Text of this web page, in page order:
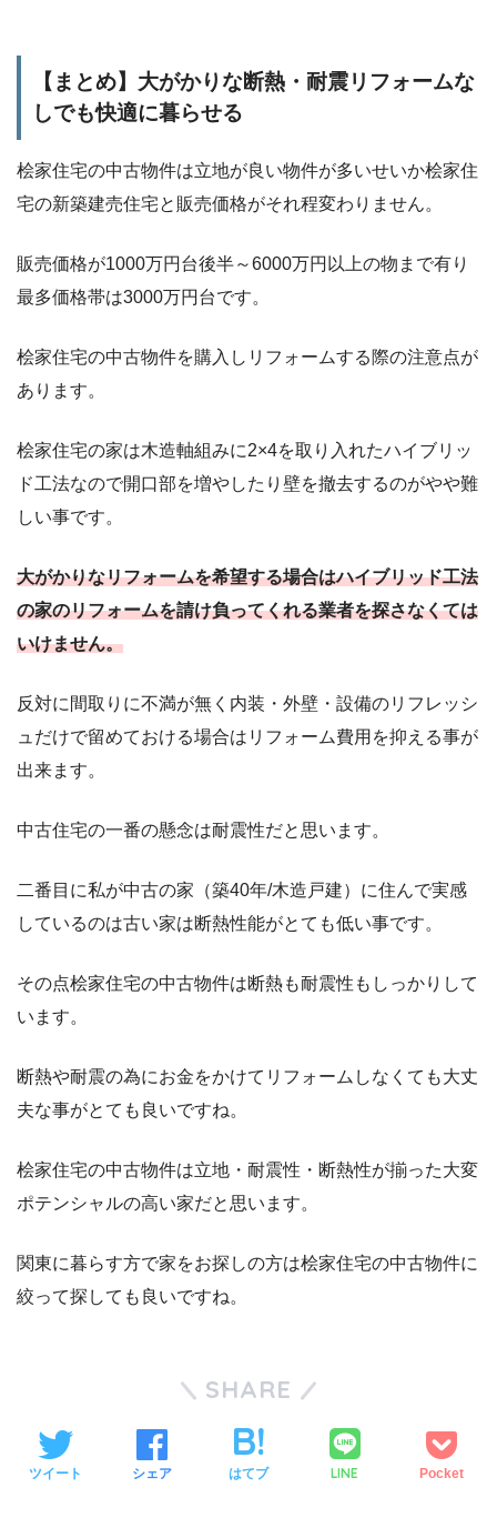
【まとめ】大がかりな断熱・耐震リフォームな
しでも快適に暮らせる
桧家住宅の中古物件は立地が良い物件が多いせいか桧家住
宅の新築建売住宅と販売価格がそれ程変わりません。
販売価格が1000万円台後半～6000万円以上の物まで有り
最多価格帯は3000万円台です。
桧家住宅の中古物件を購入しリフォームする際の注意点が
あります。
桧家住宅の家は木造軸組みに2×4を取り入れたハイブリッ
ド工法なので開口部を増やしたり壁を撤去するのがやや難
しい事です。
大がかりなリフォームを希望する場合はハイブリッド工法
の家のリフォームを請け負ってくれる業者を探さなくては
いけません。
反対に間取りに不満が無く内装・外壁・設備のリフレッシ
ュだけで留めておける場合はリフォーム費用を抑える事が
出来ます。
中古住宅の一番の懸念は耐震性だと思います。
二番目に私が中古の家（築40年/木造戸建）に住んで実感
しているのは古い家は断熱性能がとても低い事です。
その点桧家住宅の中古物件は断熱も耐震性もしっかりして
います。
断熱や耐震の為にお金をかけてリフォームしなくても大丈
夫な事がとても良いですね。
桧家住宅の中古物件は立地・耐震性・断熱性が揃った大変
ポテンシャルの高い家だと思います。
関東に暮らす方で家をお探しの方は桧家住宅の中古物件に
絞って探しても良いですね。
SHARE
ツイート シェア はてブ LINE Pocket